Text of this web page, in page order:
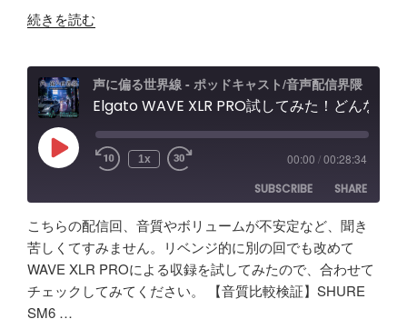
"【音
較
検
証】
SHURE
SM63
AM8
Elgato
Wave
XLR
続きを読む
声に偏る世界線 - ポッドキャスト/音声配信界隈
Play
Episode 1x 00:00 /00:28:34
SUBSCRIBE
SHARE
Amazon
Apple Podcasts
RSS
Spotify
RSS FEED
SHARE
LINK
EMBED
こちらの配信回、音質やボリュームが不安定など、聞き
苦しくてすみません。リベンジ的に別の回でも改めて
WAVE XLR PROによる収録を試してみたので、合わせて
チェックしてみてください。 【音質比較検証】SHURE
SM6 …